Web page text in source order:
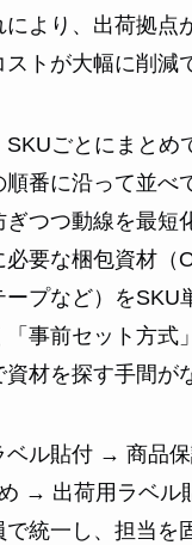
により、出荷拠点
トが大幅に削減
ごとにまとめ
番に沿って並べ
つつ動線を最短
必要な梱包資材（
プなど）をSKU
事前セット方式
材を探す手間が
ベル貼付 → 商品
→ 出荷用ラベル
統一し、担当を